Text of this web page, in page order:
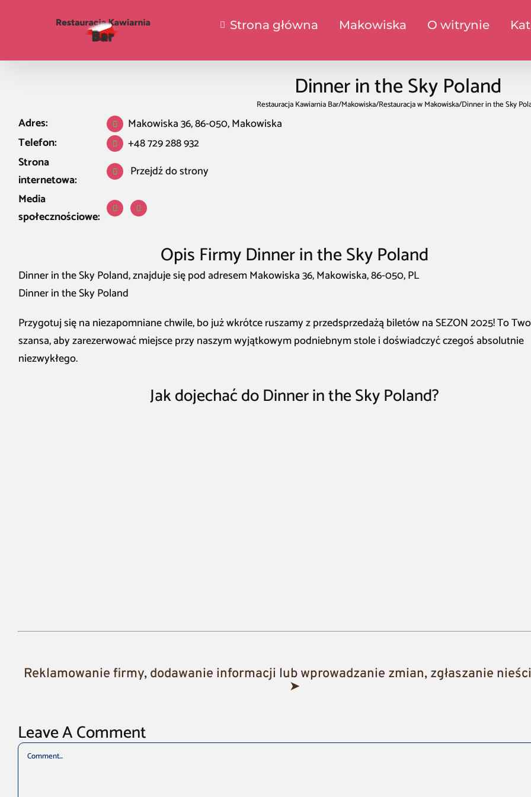
Strona główna Makowiska O witrynie
Dinner in the Sky Poland
Restauracja Kawiarnia Bar/Makowiska/Restauracja w Makowiska/Dinner in the Sky
Adres:
Makowiska 36, 86-050, Makowiska
Telefon:
+48 729 288 932
Strona
internetowa:
Przejdź do strony
Media
społecznościowe:
Opis Firmy Dinner in the Sky Poland
Dinner in the Sky Poland, znajduje się pod adresem Makowiska 36, Makowiska, 86-050, PL
Dinner in the Sky Poland
Przygotuj się na niezapomniane chwile, bo już wkrótce ruszamy z przedsprzedażą biletów na SEZON 2025! To
szansa, aby zarezerwować miejsce przy naszym wyjątkowym podniebnym stole i doświadczyć czegoś absolutnie
niezwykłego.
Jak dojechać do Dinner in the Sky Poland?
Reklamowanie firmy, dodawanie informacji lub wprowadzanie zmian, zgłaszanie
➤
Leave A Comment
Comment